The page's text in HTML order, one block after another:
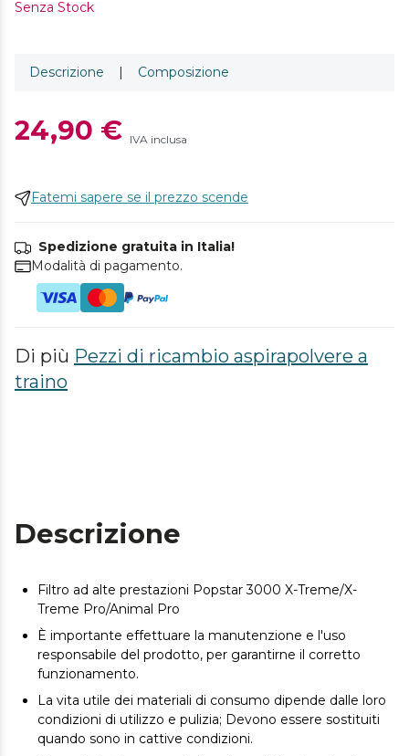
Senza Stock
Descrizione | Composizione
24,90 € IVA inclusa
Fatemi sapere se il prezzo scende
Spedizione gratuita in Italia!
Modalità di pagamento.
Di più Pezzi di ricambio aspirapolvere a
traino
Descrizione
Filtro ad alte prestazioni Popstar 3000 X-Treme/X-
Treme Pro/Animal Pro
È importante effettuare la manutenzione e l'uso
responsabile del prodotto, per garantirne il corretto
funzionamento.
La vita utile dei materiali di consumo dipende dalle loro
condizioni di utilizzo e pulizia; Devono essere sostituiti
quando sono in cattive condizioni.